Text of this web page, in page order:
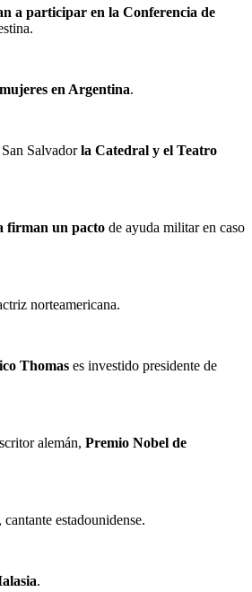
a participar en la Conferencia de
en Argentina.
Salvadorla Catedral y el Teatro
firman un pacto de ayuda militar en caso
norteamericana.
Thomas es investido presidente de
alemán, Premio Nobel de
, cantante estadounidense.
.